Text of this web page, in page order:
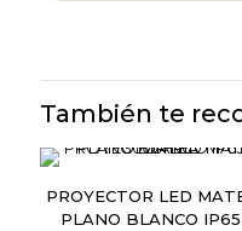
También te
PROYECTOR LED
PLANO BLANCO IP65